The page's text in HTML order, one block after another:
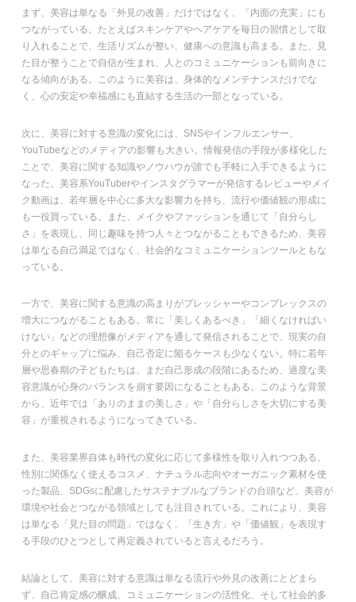
まず、美容は単なる「外見の改善」だけではなく、「内面の充実」にも
つながっている。たとえばスキンケアやヘアケアを毎日の習慣として取
り入れることで、生活リズムが整い、健康への意識も高まる。また、見
た目が整うことで自信が生まれ、人とのコミュニケーションも前向きに
なる傾向がある。このように美容は、身体的なメンテナンスだけでな
く、心の安定や幸福感にも直結する生活の一部となっている。
次に、美容に対する意識の変化には、SNSやインフルエンサー、
YouTubeなどのメディアの影響も大きい。情報発信の手段が多様化した
ことで、美容に関する知識やノウハウが誰でも手軽に入手できるように
なった。美容系YouTuberやインスタグラマーが発信するレビューやメイ
ク動画は、若年層を中心に多大な影響力を持ち、流行や価値観の形成に
も一役買っている。また、メイクやファッションを通じて「自分らし
さ」を表現し、同じ趣味を持つ人々とつながることもできるため、美容
は単なる自己満足ではなく、社会的なコミュニケーションツールともな
っている。
一方で、美容に関する意識の高まりがプレッシャーやコンプレックスの
増大につながることもある。常に「美しくあるべき」「細くなければい
けない」などの理想像がメディアを通して発信されることで、現実の自
分とのギャップに悩み、自己否定に陥るケースも少なくない。特に若年
層や思春期の子どもたちは、まだ自己形成の段階にあるため、過度な美
容意識が心身のバランスを崩す要因になることもある。このような背景
から、近年では「ありのままの美しさ」や「自分らしさを大切にする美
容」が重視されるようになってきている。
また、美容業界自体も時代の変化に応じて多様性を取り入れつつある。
性別に関係なく使えるコスメ、ナチュラル志向やオーガニック素材を使
った製品、SDGsに配慮したサステナブルなブランドの台頭など、美容が
環境や社会とつながる領域としても注目されている。これにより、美容
は単なる「見た目の問題」ではなく、「生き方」や「価値観」を表現す
る手段のひとつとして再定義されていると言えるだろう。
結論として、美容に対する意識は単なる流行や外見の改善にとどまら
ず、自己肯定感の醸成、コミュニケーションの活性化、そして社会的多